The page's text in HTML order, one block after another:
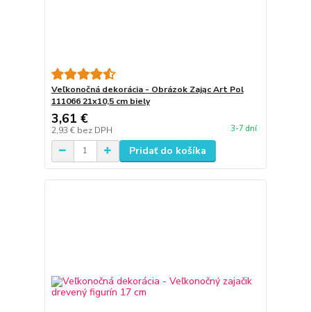
Veľkonočná dekorácia - Obrázok Zając Art Pol
111066 21x10,5 cm biely
3,61 €
2,93 € bez DPH 3-7 dní
Pridať do košíka